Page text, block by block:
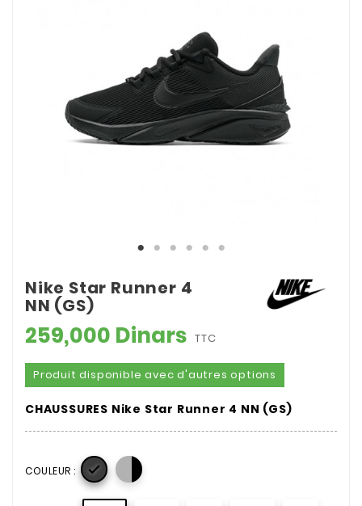
Nike Star Runner 4
NN (GS)
259,000 Dinars TTC
Produit disponible avec d'autres options
CHAUSSURES Nike Star Runner 4 NN (GS)
COULEUR : 